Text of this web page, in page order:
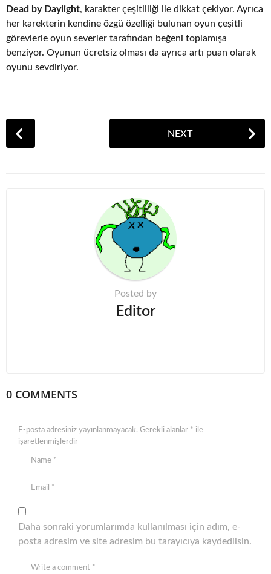
Dead by Daylight, karakter çeşitliliği ile dikkat çekiyor. Ayrıca
her karekterin kendine özgü özelliği bulunan oyun çeşitli
görevlerle oyun severler tarafından beğeni toplamışa
benziyor. Oyunun ücretsiz olması da ayrıca artı puan olarak
oyunu sevdiriyor.
NEXT
Posted by
Editor
0 COMMENTS
E-posta adresiniz yayınlanmayacak. Gerekli alanlar * ile
işaretlenmişlerdir
Daha sonraki yorumlarımda kullanılması için adım, e-
posta adresim ve site adresim bu tarayıcıya kaydedilsin.